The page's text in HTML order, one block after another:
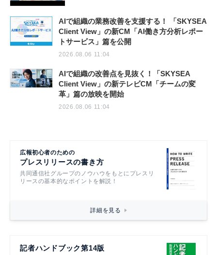
AIで組織の業務改善を支援する！ 「SKYSEA
Client View」の新CM「AI働き方分析レポー
トサービス」篇を公開
2026.08.06 11:04
AIで組織の改善点を見抜く！「SKYSEA
Client View」の新テレビCM「チームの変
革」篇の放映を開始
2026.08.06 11:04
広報初心者のための
プレスリリースの書き方
共同通信社グループのノウハウをもとにプレスリ
リースの基本的なポイントを解説！
詳細を見る
記者ハンドブック第14版